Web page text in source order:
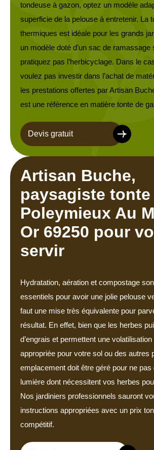
tondeuse à gazon, optez un modèle
superficie de la pelouse à entretenir. La
thermiques est idéale pour les grands
un modèle doté d’un sac de ramassage
pratiquez pas l’herbicyclage. Dans le
voulez pas investir dans l’achat de
les prestations offertes par Artisan
est une référence en matière tonte de
Devis gratuit
Artisan Buche,
paysagiste tonte
Poleymieux Au
Or 69250 pour
servir
Hydratation, aération et compostage
essentiels pour avoir une jolie pelouse
faut une mise très équivalente pour
résultat. En effet, bien que les herbes
d’engrais et permettent une volatilisation
appropriée pour votre sol ou des autres
emplacement doit être géré pour ne pas
lumière dont nécessitent vos herbes
Nos jardiniers professionnels sauront
instructions appropriées avec un prix
compétitif.